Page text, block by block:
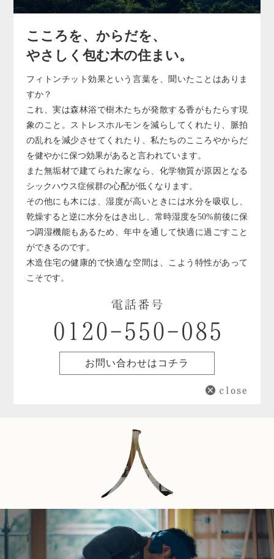
こころを、からだを、
やさしく包む木の住まい。
フィトンチット効果という言葉を、聞いたことはありま
すか？
これ、実は森林浴で樹木たちが発散する香がもたらす現
象のこと。ストレスホルモンを減らしてくれたり、脈拍
の乱れを減少させてくれたり、私たちのこころやからだ
を健やかに保つ効果があると言われています。
また無垢材で建てられた家なら、化学物質が原因となる
シックハウス症候群の心配が低くなります。
その他にも木には、湿度が高いときには水分を吸収し、
乾燥すると逆に水分をはき出し、常時湿度を50%前後に保
つ調湿機能もあるため、年中を通して快適に過ごすこと
ができるのです。
木造住宅の健康的で快適な空間は、こよう特性があって
こそです。
お問い合わせはコチラ